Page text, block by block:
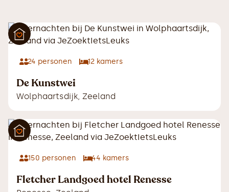
24 personen 12 kamers
De Kunstwei
Wolphaartsdijk, Zeeland
150 personen 44 kamers
Fletcher Landgoed hotel Renesse